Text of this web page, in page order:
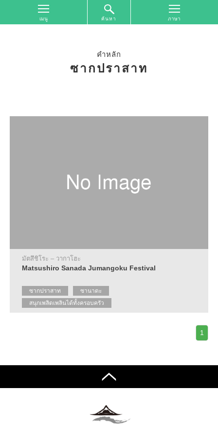
ค้นหา
การ
ที่พัก
ทางการ
คำหลัก
ซากปราสาท
มัตสึชิโระ – วากาโฮะ
Matsushiro Sanada Jumangoku Festival
ซากปราสาท
ซานาดะ
สนุกเพลิดเพลินได้ทั้งครอบครัว
1